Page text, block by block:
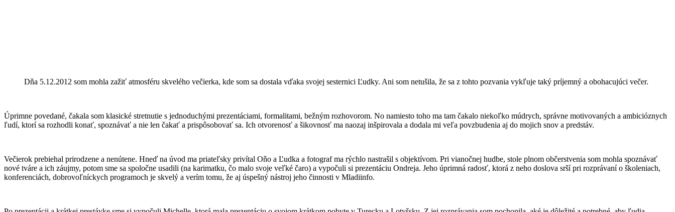
Dňa 5.12.2012 som mohla zažiť atmosféru skvelého večierka, kde som sa dostala vďaka svojej sesternici Ľudky. Ani som netušila, že sa z tohto pozvania vykľuje taký príjemný a obohacujúci večer.
Úprimne povedané, čakala som klasické stretnutie s jednoduchými prezentáciami, formalitami, bežným rozhovorom. No namiesto toho ma tam čakalo niekoľko múdrych, správne motivovaných a ambicióznych
ľudí, ktorí sa rozhodli konať, spoznávať a nie len čakať a prispôsobovať sa. Ich otvorenosť a šikovnosť ma naozaj inšpirovala a dodala mi veľa povzbudenia aj do mojich snov a predstáv.
Večierok prebiehal prirodzene a nenútene. Hneď na úvod ma priateľsky privítal Oňo a Ľudka a fotograf ma rýchlo nastrašil s objektívom. Pri vianočnej hudbe, stole plnom občerstvenia som mohla spoznávať
nové tváre a ich záujmy, potom sme sa spoločne usadili (na karimatku, čo malo svoje veľké čaro) a vypočuli si prezentáciu Ondreja. Jeho úprimná radosť, ktorá z neho doslova srší pri rozprávaní o školeniach,
konferenciách, dobrovoľníckych programoch je skvelý a verím tomu, že aj úspešný nástroj jeho činnosti v Mladiinfo.